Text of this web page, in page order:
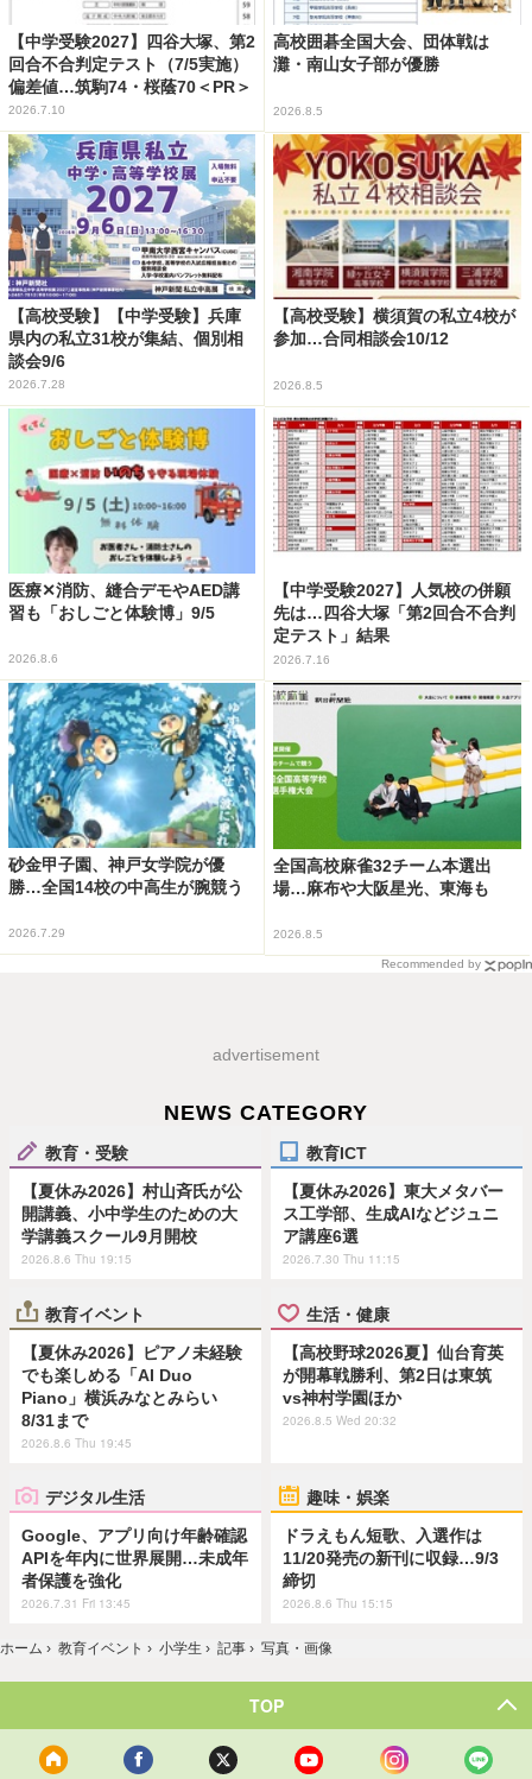
【中学受験2027】四谷大塚、第2
回合不合判定テスト（7/5実施）
偏差値…筑駒74・桜蔭70＜PR＞
2026.7.10
高校囲碁全国大会、団体戦は
灘・南山女子部が優勝
2026.8.5
【高校受験】【中学受験】兵庫
県内の私立31校が集結、個別相
談会9/6
2026.7.28
【高校受験】横須賀の私立4校が
参加…合同相談会10/12
2026.8.5
医療✕消防、縫合デモやAED講
習も「おしごと体験博」9/5
2026.8.6
【中学受験2027】人気校の併願
先は…四谷大塚「第2回合不合判
定テスト」結果
2026.7.16
砂金甲子園、神戸女学院が優
勝…全国14校の中高生が腕競う
2026.7.29
全国高校麻雀32チーム本選出
場…麻布や大阪星光、東海も
2026.8.5
Recommended by
advertisement
NEWS CATEGORY
教育・受験
【夏休み2026】村山斉氏が公
開講義、小中学生のための大
学講義スクール9月開校
2026.8.6 Thu 19:15
教育ICT
【夏休み2026】東大メタバー
ス工学部、生成AIなどジュニ
ア講座6選
2026.7.30 Thu 11:15
教育イベント
【夏休み2026】ピアノ未経験
でも楽しめる「AI Duo
Piano」横浜みなとみらい
8/31まで
2026.8.6 Thu 19:45
生活・健康
【高校野球2026夏】仙台育英
が開幕戦勝利、第2日は東筑
vs神村学園ほか
2026.8.5 Wed 20:32
デジタル生活
Google、アプリ向け年齢確認
APIを年内に世界展開…未成年
者保護を強化
2026.7.31 Fri 13:45
趣味・娯楽
ドラえもん短歌、入選作は
11/20発売の新刊に収録…9/3
締切
2026.8.6 Thu 15:15
ホーム › 教育イベント › 小学生 › 記事 › 写真・画像
TOP